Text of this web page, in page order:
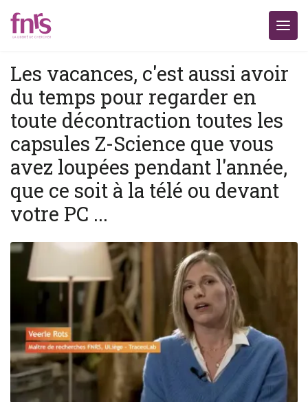
Les vacances, c'est aussi avoir
du temps pour regarder en
toute décontraction toutes les
capsules Z-Science que vous
avez loupées pendant l'année,
que ce soit à la télé ou devant
votre PC ...